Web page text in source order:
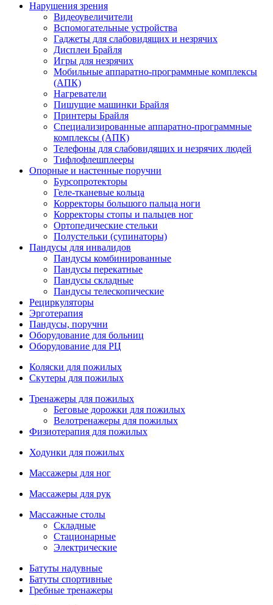
Нарушения зрения
Видеоувеличители
Вспомогательные устройства
Гаджеты для слабовидящих и незрячих
Дисплеи Брайля
Игры для незрячих
Мобильные аппаратно-программные комплексы
(АПК)
Нагреватели
Пишущие машинки Брайля
Принтеры Брайля
Специализированные аппаратно-программные
комплексы (АПК)
Телефоны для слабовидящих и незрячих людей
Тифлофлешплееры
Опорные и настенные поручни
Бурсопротекторы
Геле-тканевые кольца
Корректоры большого пальца ноги
Корректоры стопы и пальцев ног
Ортопедические стельки
Полустельки (супинаторы)
Пандусы для инвалидов
Пандусы комбинированные
Пандусы перекатные
Пандусы складные
Пандусы телескопические
Рециркуляторы
Эрготерапия
Пандусы, поручни
Оборудование для больниц
Оборудование для РЦ
Коляски для пожилых
Скутеры для пожилых
Тренажеры для пожилых
Беговые дорожки для пожилых
Велотренажеры для пожилых
Физиотерапия для пожилых
Ходунки для пожилых
Массажеры для ног
Массажеры для рук
Массажные столы
Складные
Стационарные
Электрические
Батуты надувные
Батуты спортивные
Гребные тренажеры